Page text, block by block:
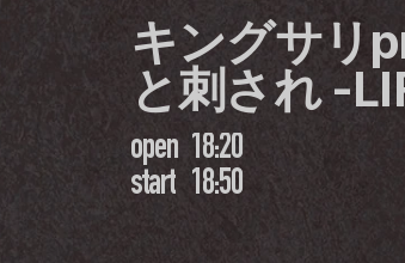
キングサリ
と刺され -
open 18:20
start 18:50